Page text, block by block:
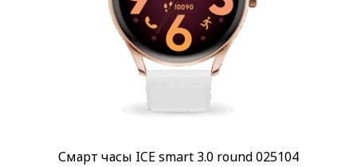
Смарт часы ICE smart 3.0 round 025104